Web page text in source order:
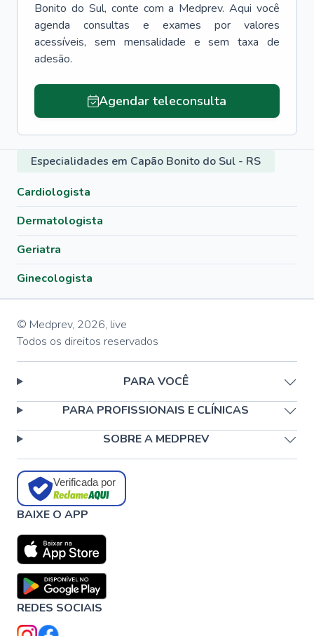
Bonito do Sul, conte com a Medprev. Aqui você
agenda consultas e exames por valores
acessíveis, sem mensalidade e sem taxa de
adesão.
Agendar teleconsulta
Especialidades em Capão Bonito do Sul - RS
Cardiologista
Dermatologista
Geriatra
Ginecologista
© Medprev, 2026, live
Todos os direitos reservados
PARA VOCÊ
PARA PROFISSIONAIS E CLÍNICAS
SOBRE A MEDPREV
Verificada por
BAIXE O APP
REDES SOCIAIS